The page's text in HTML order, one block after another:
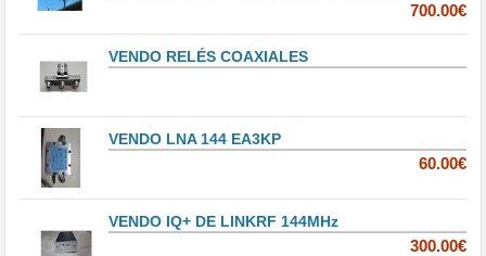
700.00€
VENDO RELÉS COAXIALES
VENDO LNA 144 EA3KP
60.00€
VENDO IQ+ DE LINKRF 144MHz
300.00€